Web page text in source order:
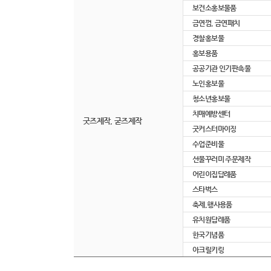
굿즈제작, 굳즈제작
보건소홍보물품
금연껌, 금연패치
경찰홍보물
홍보용품
공공기관 인기판촉물
노인홍보물
청소년홍보물
치매예방센터
굿커스터마이징
수업준비물
선물꾸러미 주문제작
어린이집답례품
스타벅스
축제,행사용품
유치원답례품
한국기념품
아크릴키링